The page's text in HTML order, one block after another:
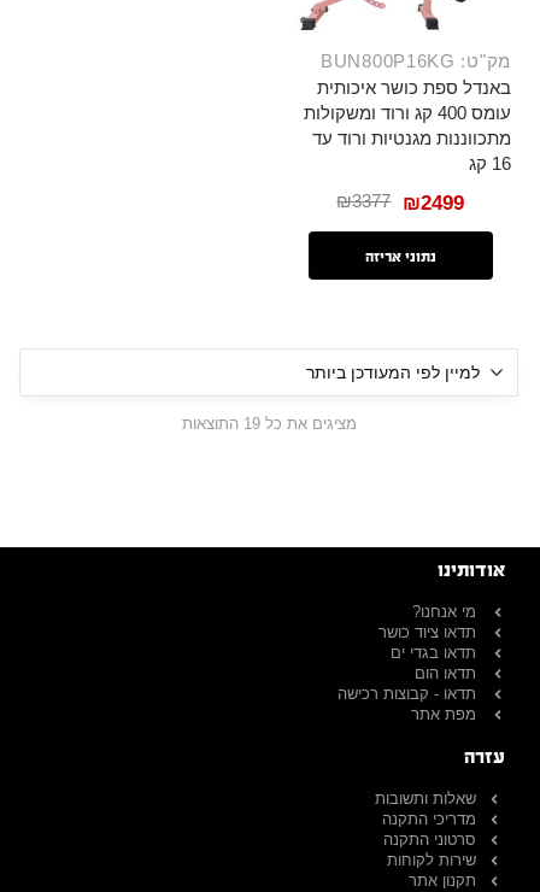
מק"ט: BUN800P16KG
באנדל ספת כושר איכותית
עומס 400 קג ורוד ומשקולות
מתכווננות מגנטיות ורוד עד
16 קג
₪3377 ₪2499
נתוני אריזה
מציגים את כל ⁦19⁩ התוצאות
אודותינו
מי אנחנו?
תדאו ציוד כושר
תדאו בגדי ים
תדאו הום
תדאו - קבוצות רכישה
מפת אתר
עזרה
שאלות ותשובות
מדריכי התקנה
סרטוני התקנה
שירות לקוחות
תקנון אתר